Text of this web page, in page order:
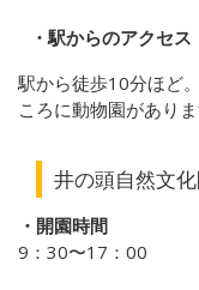
・駅からのアクセ
駅から徒歩10分ほど
ころに動物園がありま
井の頭自然文
・開園時間
9：30〜17：00